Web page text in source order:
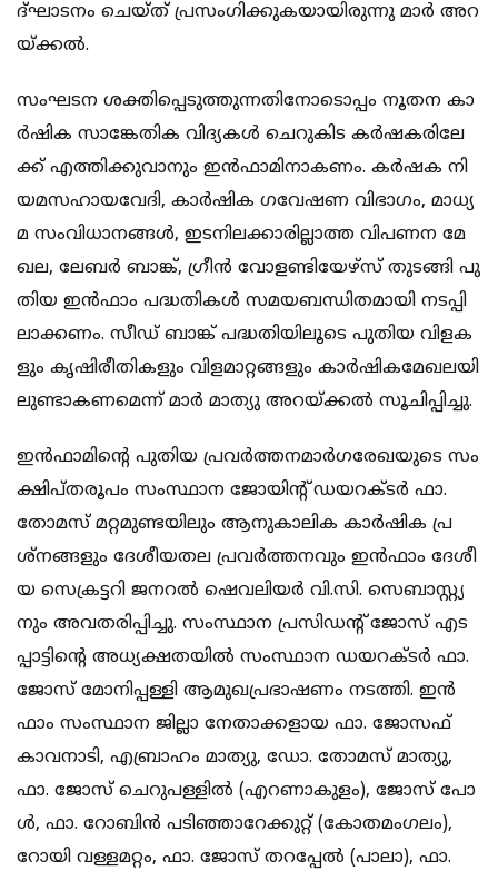
ദ്ഘാ​​ട​​നം ചെ​​യ്ത് പ്ര​​സം​​ഗി​​ക്കു​​ക​​യാ​​യി​​രു​​ന്നു മാ​​ർ അ​​റ​​
യ്ക്ക​​ൽ.
സം​​ഘ​​ട​​ന ശ​​ക്തി​​പ്പെ​​ടു​​ത്തു​​ന്ന​​തി​​നോ​​ടൊ​​പ്പം നൂ​​ത​​ന കാ​​
ർ​​ഷി​​ക സാ​​ങ്കേ​​തി​​ക വി​​ദ്യ​​ക​​ൾ ചെ​​റു​​കി​​ട ക​​ർ​​ഷ​​ക​​രി​​ലേ​​
ക്ക് എ​​ത്തി​​ക്കു​​വാ​​നും ഇ​​ൻ​​ഫാ​​മി​​നാ​​ക​​ണം. ക​​ർ​​ഷ​​ക നി​​
യ​​മ​​സ​​ഹാ​​യ​​വേ​​ദി, കാ​​ർ​​ഷി​​ക ഗ​​വേ​​ഷ​​ണ വി​​ഭാ​​ഗം, മാ​​ധ്യ​​
മ സം​​വി​​ധാ​​ന​​ങ്ങ​​ൾ, ഇ​​ട​​നി​​ല​​ക്കാ​​രി​​ല്ലാ​​ത്ത വി​​പ​​ണ​​ന മേ​​
ഖ​​ല, ലേ​​ബ​​ർ ബാ​​ങ്ക്, ഗ്രീ​​ൻ വോ​​ള​​ണ്ടി​​യേ​​ഴ്സ് തു​​ട​​ങ്ങി പു​​
തി​​യ ഇ​​ൻ​​ഫാം പ​​ദ്ധ​​തി​​ക​​ൾ സ​​മ​​യ​​ബ​​ന്ധി​​ത​​മാ​​യി ന​​ട​​പ്പി​​
ലാ​​ക്ക​​ണം. സീ​​ഡ് ബാ​​ങ്ക് പ​​ദ്ധ​​തി​​യി​​ലൂ​​ടെ പു​​തി​​യ വി​​ള​​ക​​
ളും കൃ​​ഷി​​രീ​​തി​​ക​​ളും വി​​ള​​മാ​​റ്റ​​ങ്ങ​​ളും കാ​​ർ​​ഷി​​ക​​മേ​​ഖ​​ല​​യി​​
ലു​​ണ്ടാ​​ക​​ണ​​മെ​​ന്ന് മാ​​ർ മാ​​ത്യു അ​​റ​​യ്ക്ക​​ൽ സൂ​​ചി​​പ്പി​​ച്ചു.
ഇ​​ൻ​​ഫാ​​മി​​ന്‍റെ പു​​തി​​യ പ്ര​​വ​​ർ​​ത്ത​​ന​​മാ​​ർ​​ഗ​​രേ​​ഖ​​യു​​ടെ സം​​
ക്ഷി​​പ്ത​​രൂ​​പം സം​​സ്ഥാ​​ന ജോ​​യി​​ന്‍റ് ഡ​​യ​​റ​​ക്ട​​ർ ഫാ. ​​
തോ​​മ​​സ് മ​​റ്റ​​മു​​ണ്ട​​യി​​ലും ആ​​നു​​കാ​​ലി​​ക കാ​​ർ​​ഷി​​ക പ്ര​​
ശ്ന​​ങ്ങ​​ളും ദേ​​ശീ​​യ​​ത​​ല പ്ര​​വ​​ർ​​ത്ത​​ന​​വും ഇ​​ൻ​​ഫാം ദേ​​ശീ​​
യ സെ​​ക്ര​​ട്ട​​റി ജ​​ന​​റ​​ൽ ഷെ​​വ​​ലി​​യ​​ർ വി.​​സി. സെ​​ബാ​​സ്റ്റ്യ​​
നും അ​​വ​​ത​​രി​​പ്പി​​ച്ചു. സം​​സ്ഥാ​​ന പ്ര​​സി​​ഡ​​ന്‍റ് ജോ​​സ് എ​​ട​​
പ്പാ​​ട്ടി​​ന്‍റെ അ​​ധ്യ​​ക്ഷ​​ത​​യി​​ൽ സം​​സ്ഥാ​​ന ഡ​​യ​​റ​​ക്ട​​ർ ഫാ. ​​
ജോ​​സ് മോ​​നി​​പ്പ​​ള്ളി ആ​​മു​​ഖ​​പ്ര​​ഭാ​​ഷ​​ണം ന​​ട​​ത്തി. ഇ​​ൻ​​
ഫാം സം​​സ്ഥാ​​ന ജി​​ല്ലാ നേ​​താ​​ക്ക​​ളാ​​യ ഫാ. ​​ജോ​​സഫ്
കാ​​വ​​നാ​​ടി, എ​​ബ്രാ​​ഹം മാ​​ത്യു, ഡോ. ​​തോ​​മ​​സ് മാ​​ത്യു,
ഫാ. ​​ജോ​​സ് ചെ​​റു​​പ​​ള്ളി​​ൽ (എ​​റ​​ണാ​​കു​​ളം), ജോ​​സ് പോ​​
ൾ, ഫാ. ​​റോ​​ബി​​ൻ പ​​ടി​​ഞ്ഞാ​​റേ​​ക്കു​​റ്റ് (കോ​​ത​​മം​​ഗ​​ലം),
റോ​​യി വ​​ള്ള​​മ​​റ്റം, ഫാ. ​​ജോ​​സ് ത​​റ​​പ്പേ​​ൽ (പാ​​ലാ), ഫാ. ​​